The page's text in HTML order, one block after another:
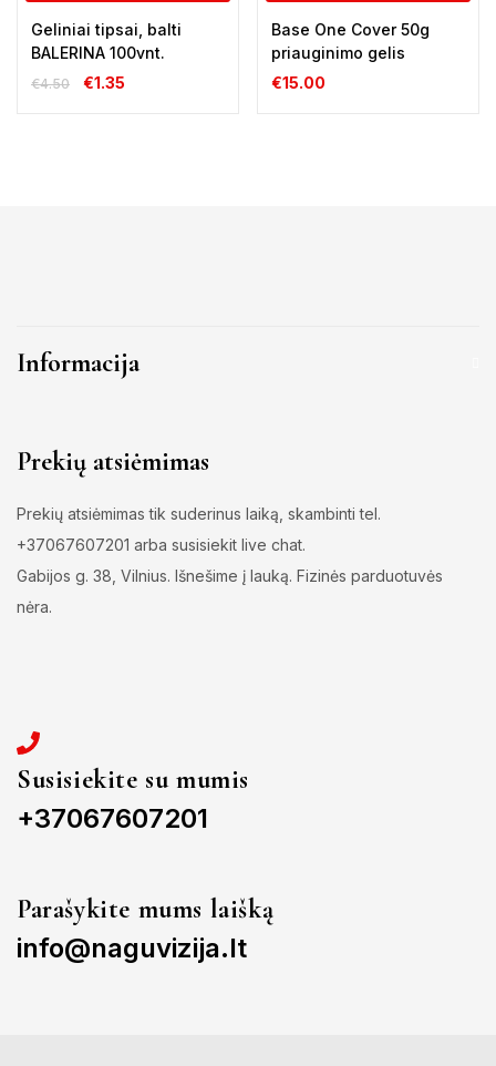
Geliniai tipsai, balti
BALERINA 100vnt.
€4.50 €1.35
Base One Cover 50g
priauginimo gelis
€15.00
Informacija
Prekių atsiėmimas
Prekių atsiėmimas tik suderinus laiką, skambinti tel.
+37067607201 arba susisiekit live chat.
Gabijos g. 38, Vilnius. Išnešime į lauką. Fizinės parduotuvės
nėra.
Susisiekite su mumis
+37067607201
Parašykite mums laišką
info@naguvizija.lt